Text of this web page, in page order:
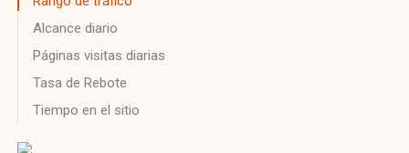
Alcance diario
Páginas visitas diarias
Tasa de Rebote
Tiempo en el sitio